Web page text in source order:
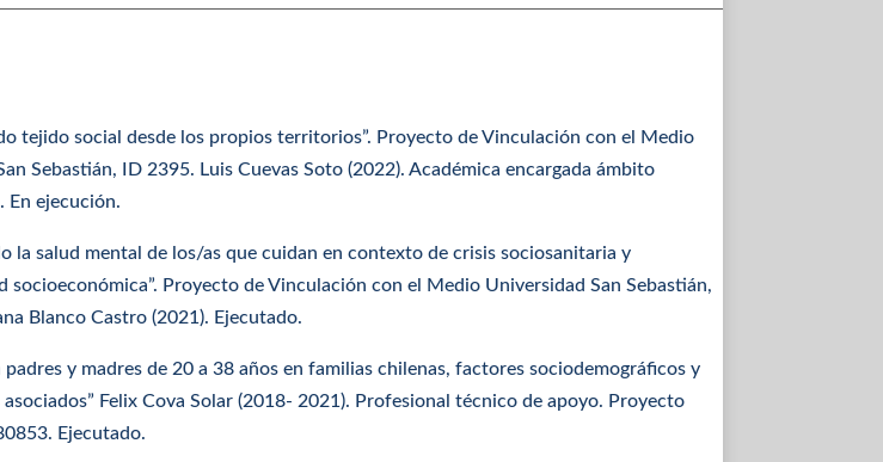
tejido social desde los propios territorios”. Proyecto de Vinculación con el Medio
Sebastián, ID 2395. Luis Cuevas Soto (2022). Académica encargada ámbito
En ejecución.
la salud mental de los/as que cuidan en contexto de crisis sociosanitaria y
socioeconómica”. Proyecto de Vinculación con el Medio Universidad San Sebastián,
Blanco Castro (2021). Ejecutado.
padres y madres de 20 a 38 años en familias chilenas, factores sociodemográficos y
asociados” Felix Cova Solar (2018- 2021). Profesional técnico de apoyo. Proyecto
Ejecutado.